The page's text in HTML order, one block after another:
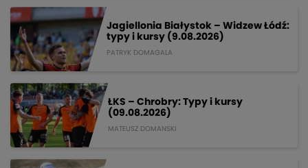
Jagiellonia Białystok – Widzew Łódź:
typy i kursy (9.08.2026)
PATRYK DOMAGALA
ŁKS – Chrobry: Typy i kursy
(09.08.2026)
MATEUSZ DOMANSKI